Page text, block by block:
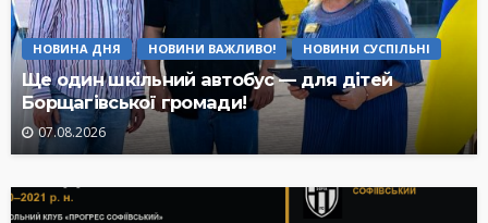
НОВИНА ДНЯ НОВИНИ ВАЖЛИВО! НОВИНИ СУСПІЛЬНІ
Ще один шкільний автобус — для дітей
Борщагівської громади!
07.08.2026